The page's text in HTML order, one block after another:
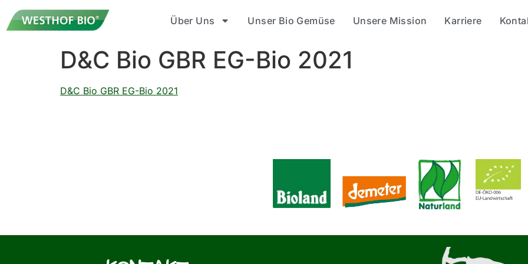
Über Uns Unser Bio Gemüse Unsere Mission Karriere
D&C Bio GBR EG-Bio 2021
D&C Bio GBR EG-Bio 2021